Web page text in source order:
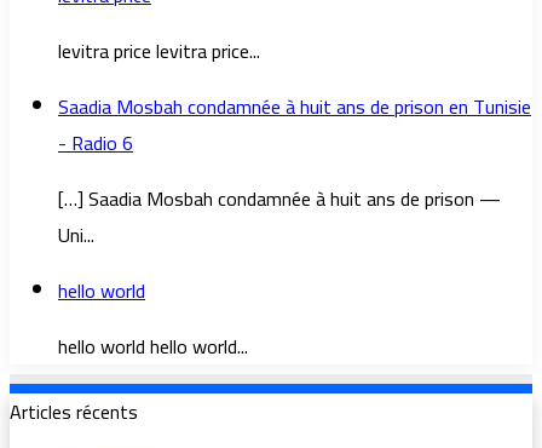
levitra price levitra price...
Saadia Mosbah condamnée à huit ans de prison en Tunisie
- Radio 6
[…] Saadia Mosbah condamnée à huit ans de prison —
Uni...
hello world
hello world hello world...
Articles récents